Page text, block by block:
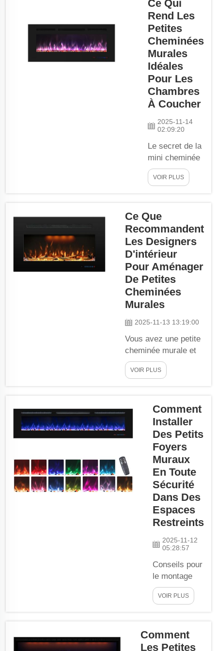
faire vos
devoirs ou où
(si vos parents
travaillent
depuis chez
eux) ils se
rendent
lorsqu'ils ont
une
téléconférence
? Même s'il
s'agit d'un tout
petit espace,
ou même
petit coin pour
pouvoir
Ce Qui
Rend Les
Petites
Cheminées
Murales
Idéales
Pour Les
Chambres
À Coucher
2025-11-14
02:09:20
Le secret de la
mini cheminée
électrique à
brancher pour
confortable.
Ces cheminées
murales de
petite taille
s'adaptent
parfaitement
dans une
chambre
exiguë,
réchauffant
pièce et
procurant une
ambiance
détendue.
unités
compactes
mais
puissantes les
rend idéales
pour les
chambres,
où...
VOIR PLUS
Ce Que
Recommandent
Les Designers
D'intérieur
Pour Aménager
De Petites
Cheminées
Murales
2025-11-13 13:19:00
Vous avez une petite
cheminée murale et
vous souhaitez la
mettre en valeur ?
commencer ? Voici
quelques conseils et
idées proposés par
des designers
d'intérieur pour vous
aider à parfaitement
styliser votre
cheminée compacte.
Ajoutez les touches
finales et co...
VOIR PLUS
Comment
Installer
Des Petits
Foyers
Muraux
En Toute
Sécurité
Dans Des
Espaces
Restreints
2025-11-12
05:28:57
Conseils pour
le montage
sécuritaire de
foyers
encastrés ou
en espaces
VOIR PLUS
Comment
Les Petites